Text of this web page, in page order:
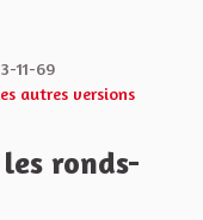
11-69
autres versions
ronds-